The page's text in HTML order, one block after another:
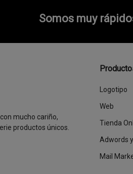
Somos muy
mucho cariño,
productos únicos.
Logotipo
Web
Tienda
Adwords
Mail